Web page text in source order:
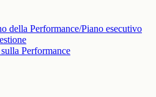
della Performance/Piano esecutivo
Performance